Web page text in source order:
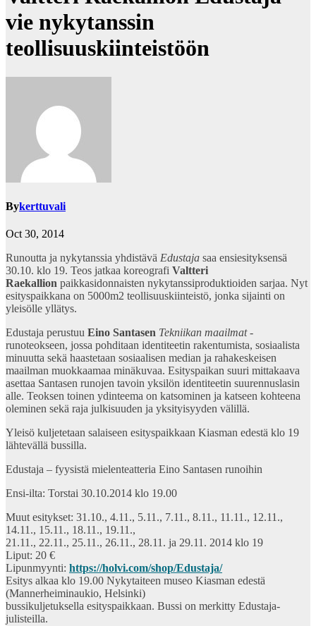
vie nykytanssin
teollisuuskiinteistöön
Bykerttuvali
Oct 30, 2014
Runoutta ja nykytanssia yhdistävä Edustaja saa ensiesityksensä
30.10. klo 19. Teos jatkaa koreografi Valtteri
Raekallion paikkasidonnaisten nykytanssiproduktioiden sarjaa. Nyt
esityspaikkana on 5000m2 teollisuuskiinteistö, jonka sijainti on
yleisölle yllätys.
Edustaja perustuu Eino Santasen Tekniikan maailmat-
runoteokseen, jossa pohditaan identiteetin rakentumista, sosiaalista
minuutta sekä haastetaan sosiaalisen median ja rahakeskeisen
maailman muokkaamaa minäkuvaa. Esityspaikan suuri mittakaava
asettaa Santasen runojen tavoin yksilön identiteetin suurennuslasin
alle. Teoksen toinen ydinteema on katsominen ja katseen kohteena
oleminen sekä raja julkisuuden ja yksityisyyden välillä.
Yleisö kuljetetaan salaiseen esityspaikkaan Kiasman edestä klo 19
lähtevällä bussilla.
Edustaja – fyysistä mielenteatteria Eino Santasen runoihin
Ensi-ilta: Torstai 30.10.2014 klo 19.00
Muut esitykset: 31.10., 4.11., 5.11., 7.11., 8.11., 11.11., 12.11.,
14.11., 15.11., 18.11., 19.11.,
21.11., 22.11., 25.11., 26.11., 28.11. ja 29.11. 2014 klo 19
Liput: 20 €
Lipunmyynti: https://holvi.com/shop/Edustaja/
Esitys alkaa klo 19.00 Nykytaiteen museo Kiasman edestä
(Mannerheiminaukio, Helsinki)
bussikuljetuksella esityspaikkaan. Bussi on merkitty Edustaja-
julisteilla.